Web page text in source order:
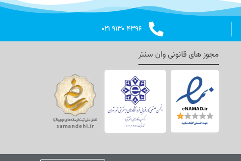
۴۳۹۶ ۹۱۳۰ ۰۲۱
مجوز های قانونی وان سنتر